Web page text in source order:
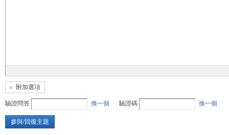
限
附加選項
驗證問答 換一個 驗證碼 換一個
參與/回復主題